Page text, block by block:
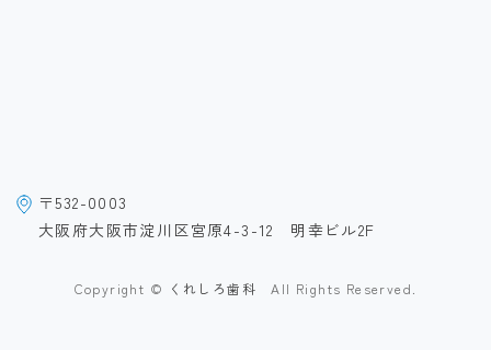
〒532-0003
大阪府大阪市淀川区宮原4-3-12 明幸ビル2F
Copyright © くれしろ歯科 All Rights Reserved.